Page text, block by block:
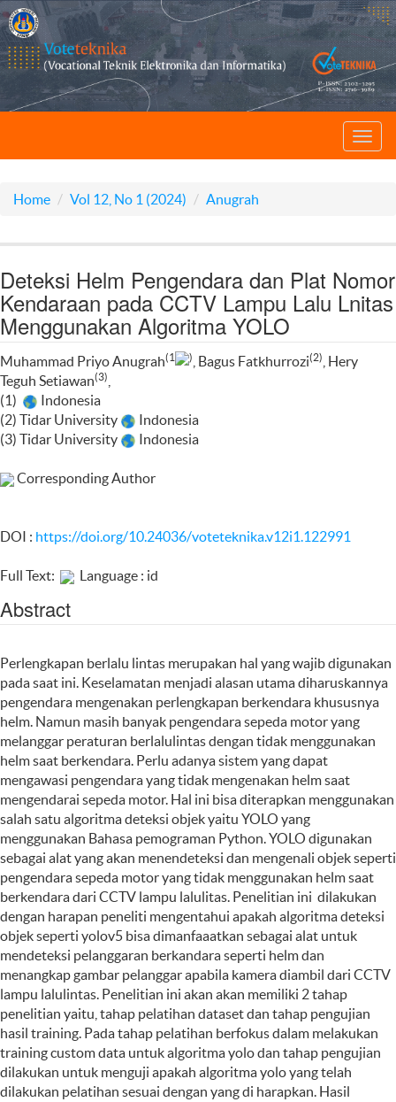
Home Vol 12, No 1 (2024) Anugrah
Deteksi Helm Pengendara dan Plat Nomor
Kendaraan pada CCTV Lampu Lalu Lnitas
Menggunakan Algoritma YOLO
Muhammad Priyo Anugrah(1 ) , Bagus Fatkhurrozi(2)
, Hery
Teguh Setiawan(3)
(1)
Indonesia
(2) Tidar University
Indonesia
(3) Tidar University
Indonesia
Corresponding Author
DOI : https://doi.org/10.24036/voteteknika.v12i1.122991
Full Text: Language : id
Abstract
Perlengkapan berlalu lintas merupakan hal yang wajib digunakan
pada saat ini. Keselamatan menjadi alasan utama diharuskannya
pengendara mengenakan perlengkapan berkendara khususnya
helm. Namun masih banyak pengendara sepeda motor yang
melanggar peraturan berlalulintas dengan tidak menggunakan
helm saat berkendara. Perlu adanya sistem yang dapat
mengawasi pengendara yang tidak mengenakan helm saat
mengendarai sepeda motor. Hal ini bisa diterapkan menggunakan
salah satu algoritma deteksi objek yaitu YOLO yang
menggunakan Bahasa pemograman Python. YOLO digunakan
sebagai alat yang akan menendeteksi dan mengenali objek seperti
pengendara sepeda motor yang tidak menggunakan helm saat
berkendara dari CCTV lampu lalulitas. Penelitian ini dilakukan
dengan harapan peneliti mengentahui apakah algoritma deteksi
objek seperti yolov5 bisa dimanfaaatkan sebagai alat untuk
mendeteksi pelanggaran berkandara seperti helm dan
menangkap gambar pelanggar apabila kamera diambil dari CCTV
lampu lalulintas. Penelitian ini akan akan memiliki 2 tahap
penelitian yaitu, tahap pelatihan dataset dan tahap pengujian
hasil training. Pada tahap pelatihan berfokus dalam melakukan
training custom data untuk algoritma yolo dan tahap pengujian
dilakukan untuk menguji apakah algoritma yolo yang telah
dilakukan pelatihan sesuai dengan yang di harapkan. Hasil